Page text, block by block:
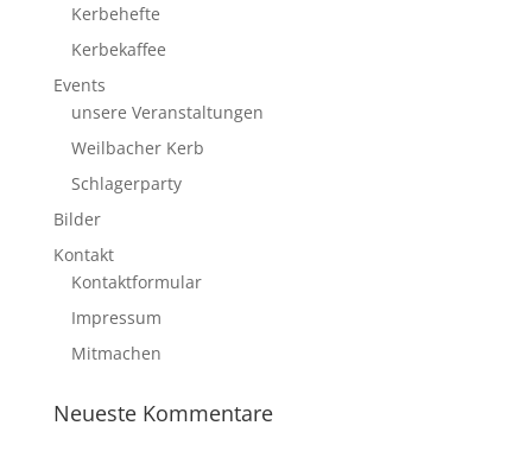
Kerbehefte
Kerbekaffee
Events
unsere Veranstaltungen
Weilbacher Kerb
Schlagerparty
Bilder
Kontakt
Kontaktformular
Impressum
Mitmachen
Neueste Kommentare